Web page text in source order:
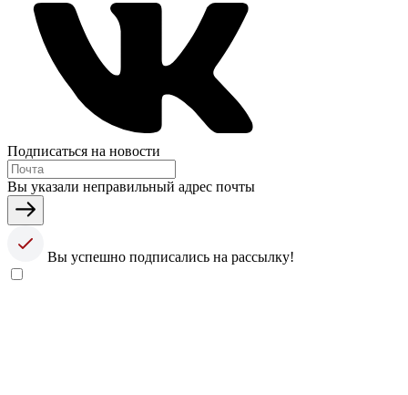
Подписаться на новости
Вы указали неправильный адрес почты
Вы успешно подписались на рассылку!